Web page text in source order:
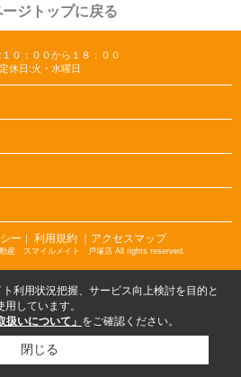
ージトップに戻る
０：００から１８：００
定休日:火・水曜日
ー ｜ 利用規約 ｜アクセスマップ
産 スマイルメイト 戸塚店 All rights reserved.
利用状況把握、サービス向上検討を目的と
しています。
扱いについて」 をご確認ください。
閉じる